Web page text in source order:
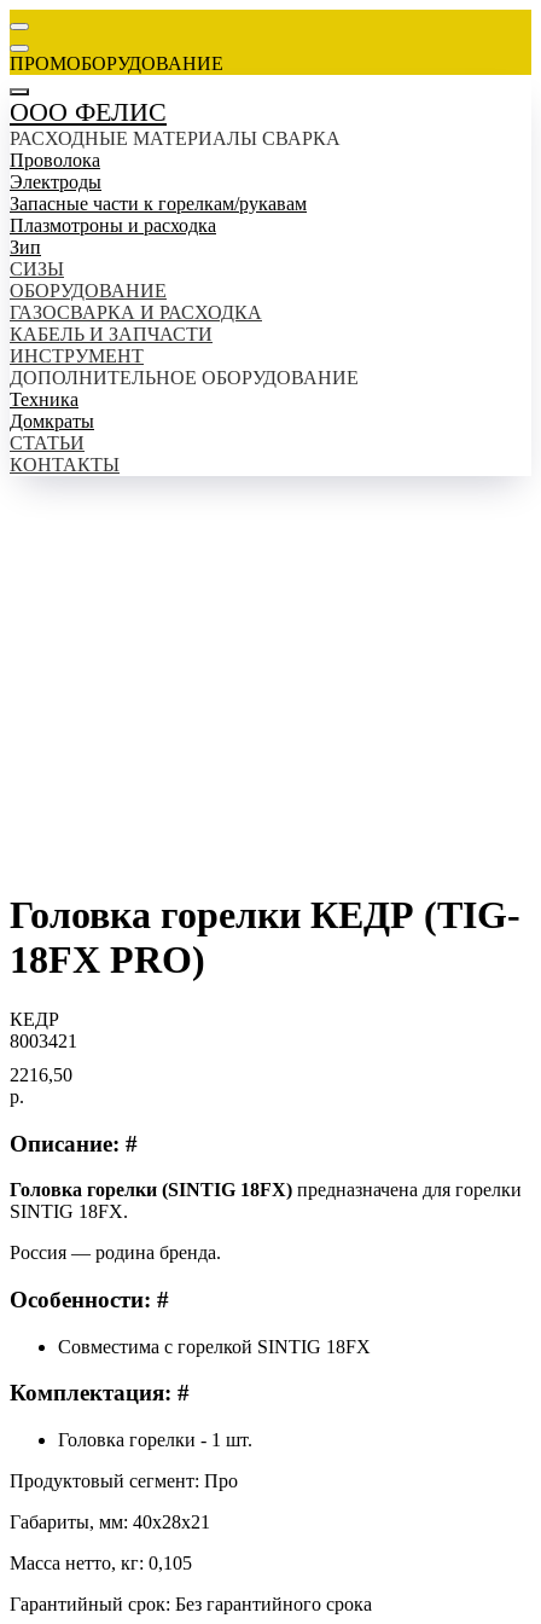
ПРОМОБОРУДОВАНИЕ
ООО ФЕЛИС
РАСХОДНЫЕ МАТЕРИАЛЫ СВАРКА
Проволока
Электроды
Запасные части к горелкам/рукавам
Плазмотроны и расходка
Зип
СИЗЫ
ОБОРУДОВАНИЕ
ГАЗОСВАРКА И РАСХОДКА
КАБЕЛЬ И ЗАПЧАСТИ
ИНСТРУМЕНТ
ДОПОЛНИТЕЛЬНОЕ ОБОРУДОВАНИЕ
Техника
Домкраты
СТАТЬИ
КОНТАКТЫ
Головка горелки КЕДР (TIG-
18FX PRO)
КЕДР
8003421
2216,50
р.
Описание: #
Головка горелки (SINTIG 18FX) предназначена для горелки
SINTIG 18FX.
Россия — родина бренда.
Особенности: #
Совместима с горелкой SINTIG 18FX
Комплектация: #
Головка горелки - 1 шт.
Продуктовый сегмент: Про
Габариты, мм: 40х28х21
Масса нетто, кг: 0,105
Гарантийный срок: Без гарантийного срока